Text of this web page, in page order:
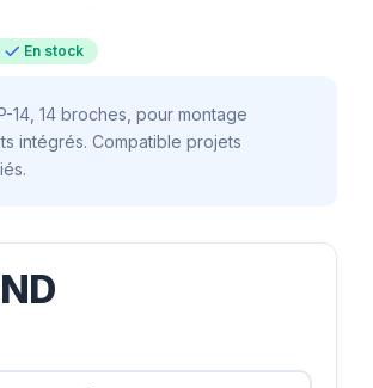
En stock
14, 14 broches, pour montage
intégrés. Compatible projets